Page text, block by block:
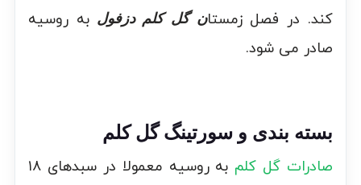
کند. در فصل زمستان گل کلم دزفول به روسیه
صادر می شود.
بسته بندی و سورتینگ گل کلم
صادرات گل کلم
به روسیه معمولا در سبدهای ۱۸